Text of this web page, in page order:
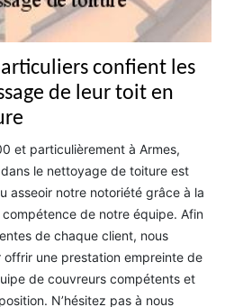
confient les
de leur toit en
et particulièrement à Armes,
le nettoyage de toiture est
asseoir notre notoriété grâce à la
de notre équipe. Afin
de chaque client, nous
une prestation empreinte de
de couvreurs compétents et
N’hésitez pas à nous